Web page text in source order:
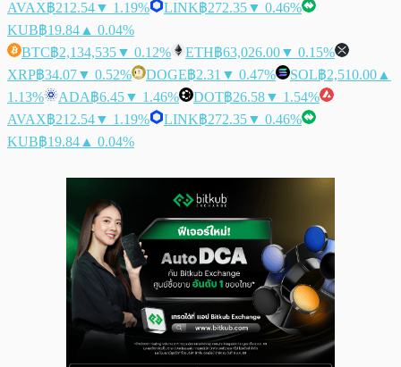
AVAX฿212.54▼ 1.19% LINK฿272.35▼ 0.46%
KUB฿19.84 ▲ 0.04%
BTC฿2,134,535▼ 0.12% ETH฿63,026.00▼ 0.15%
XRP฿34.07▼ 0.52% DOGE฿2.31 ▼ 0.47% SOL฿2,510.00 ▲
1.13%
ADA฿6.45▼ 1.46% DOT฿26.58▼ 1.54%
AVAX฿212.54▼ 1.19% LINK฿272.35▼ 0.46%
KUB฿19.84 ▲ 0.04%